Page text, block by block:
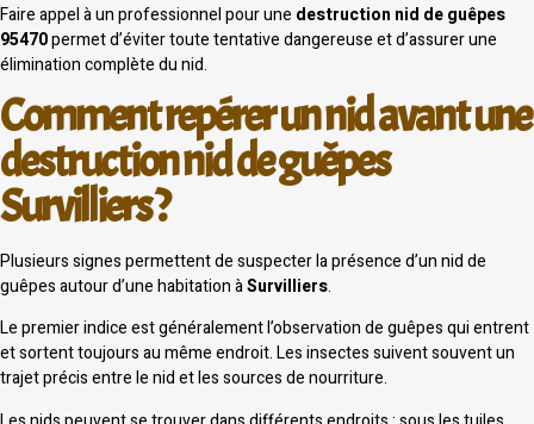
Faire appel à un professionnel pour une destruction nid de guêpes
95470permet d’éviter toute tentative dangereuse et d’assurer une
élimination complète du nid.
Comment repérer un nid avant une
destruction nid de guêpes
Survilliers ?
Plusieurs signes permettent de suspecter la présence d’un nid de
guêpes autour d’une habitation àSurvilliers.
Le premier indice est généralement l’observation de guêpes qui entrent
et sortent toujours au même endroit. Les insectes suivent souvent un
trajet précis entre le nid et les sources de nourriture.